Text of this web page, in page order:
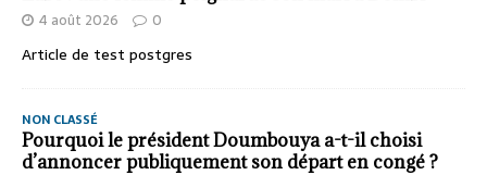
4 août 2026 0
Article de test postgres
NON CLASSÉ
Pourquoi le président Doumbouya a-t-il choisi
d’annoncer publiquement son départ en congé ?